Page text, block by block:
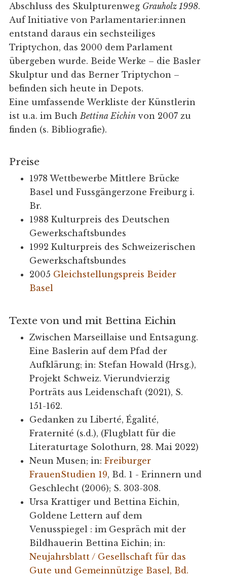
Abschluss des Skulpturenweg Grauholz 1998.
Auf Initiative von Parlamentarier:innen
entstand daraus ein sechsteiliges
Triptychon, das 2000 dem Parlament
übergeben wurde. Beide Werke – die Basler
Skulptur und das Berner Triptychon –
befinden sich heute in Depots.
Eine umfassende Werkliste der Künstlerin
ist u.a. im Buch Bettina Eichinvon 2007 zu
finden (s. Bibliografie).
Preise
1978 Wettbewerbe Mittlere Brücke
Basel und Fussgängerzone Freiburg i.
Br.
1988 Kulturpreis des Deutschen
Gewerkschaftsbundes
1992 Kulturpreis des Schweizerischen
Gewerkschaftsbundes
2005 Gleichstellungspreis Beider
Basel
Texte von und mit Bettina Eichin
Zwischen Marseillaise und Entsagung.
Eine Baslerin auf dem Pfad der
Aufklärung; in: Stefan Howald (Hrsg.),
Projekt Schweiz. Vierundvierzig
Porträts aus Leidenschaft (2021), S.
151-162.
Gedanken zu Liberté, Égalité,
Fraternité (s.d.), (Flugblatt für die
Literaturtage Solothurn, 28. Mai 2022)
Neun Musen; in: Freiburger
FrauenStudien 19, Bd. 1 - Erinnern und
Geschlecht (2006); S. 303-308.
Ursa Krattiger und Bettina Eichin,
Goldene Lettern auf dem
Venusspiegel : im Gespräch mit der
Bildhauerin Bettina Eichin; in:
Neujahrsblatt / Gesellschaft für das
Gute und Gemeinnützige Basel, Bd.